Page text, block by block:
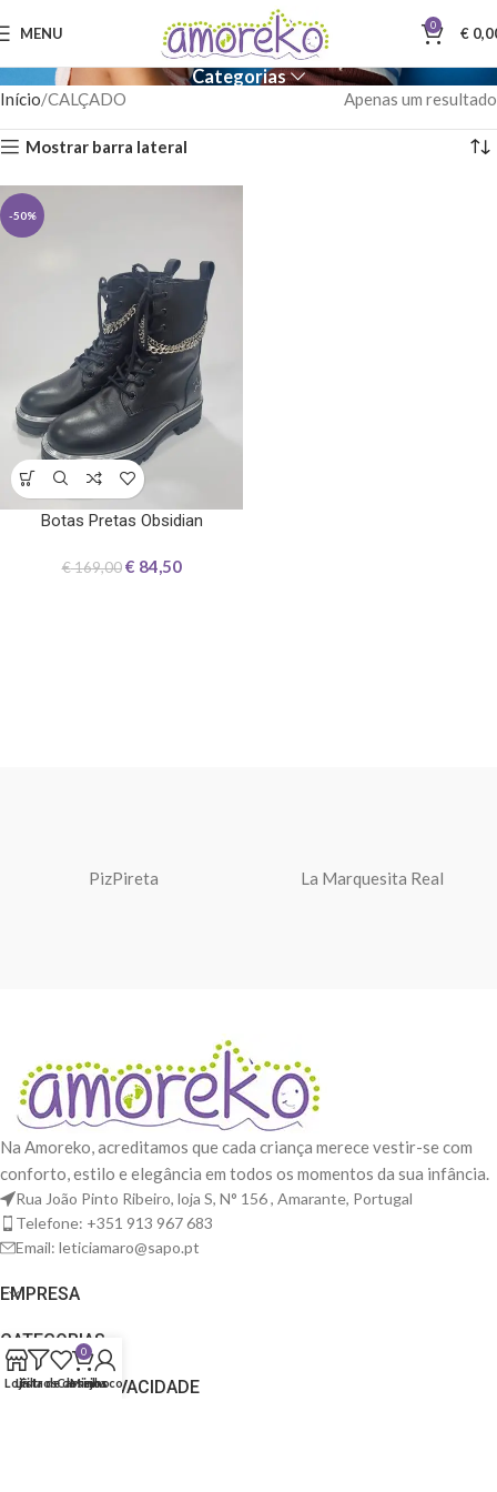
MENU 0 €
Categorias
Início CALÇADO Apenas um resultado
Mostrar barra lateral
-50%
Botas Pretas Obsidian
€169,00 € 84,50
PizPireta La Marquesita Real
Na Amoreko, acreditamos que cada criança merece vestir-se com
conforto, estilo e elegância em todos os momentos da sua infância.
Rua João Pinto Ribeiro, loja S, N° 156 , Amarante, Portugal
Telefone: +351 913 967 683
Email: leticiamaro@sapo.pt
EMPRESA
CATEGORIAS
TERMOS E PRIVACIDADE
LojaFiltros
Lista de desejos
0
Carrinho
Minha conta